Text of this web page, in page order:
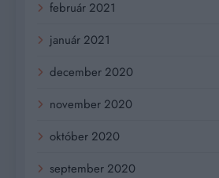
február 2021
január 2021
december 2020
november 2020
október 2020
september 2020